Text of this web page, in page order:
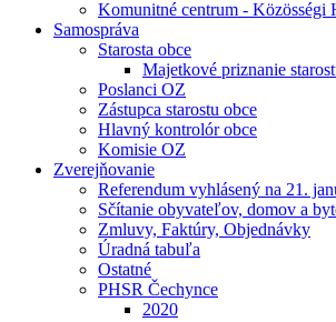
Komunitné centrum - Közösségi
Samospráva
Starosta obce
Majetkové priznanie
Poslanci OZ
Zástupca starostu obce
Hlavný kontrolór obce
Komisie OZ
Zverejňovanie
Referendum vyhlásený na 21.
Sčítanie obyvateľov, domov a
Zmluvy, Faktúry, Objednávky
Úradná tabuľa
Ostatné
PHSR Čechynce
2020